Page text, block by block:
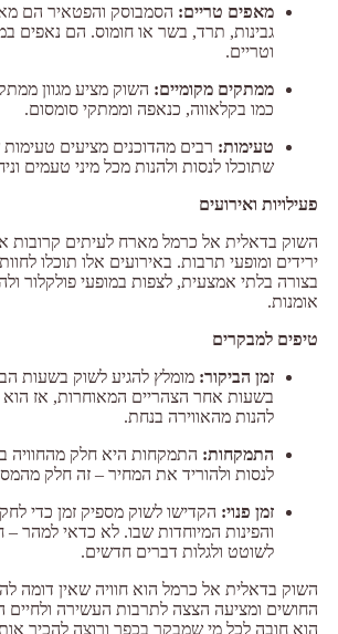
מאפים טריים:הסמבוסק והפטאיר הם
גבינות, תרד, בשר או חומוס. הם נאפים
וטריים.
ממתקים מקומיים:השוק מציע מגוון
כמו בקלאווה, כנאפה וממתקי סומסום.
טעימות:רבים מהדוכנים מציעים
שתוכלו לנסות ולהנות מכל מיני טעמים
פעילויות ואירועים
השוק בדאלית אל כרמל מארח לעיתים קרובות
ירידים ומופעי תרבות. באירועים אלו תוכלו
בצורה בלתי אמצעית, לצפות במופעי פולקלור
אומנות.
טיפים למבקרים
זמן הביקור:מומלץ להגיע לשוק בשעות
בשעות אחר הצהריים המאוחרות, אז הוא
להנות מהאווירה בנחת.
התמקחות:התמקחות היא חלק מהחוויה
לנסות ולהוריד את המחיר – זה חלק
זמן פנוי:הקדישו לשוק מספיק זמן כדי
והפינות המיוחדות שבו. לא כדאי למהר
לשוטט ולגלות דברים חדשים.
השוק בדאלית אל כרמל הוא חוויה שאין דומה
החושים ומציעה הצצה לתרבות העשירה ולחיים
הוא חובה לכל מי שמבקר בכפר ורוצה להכיר